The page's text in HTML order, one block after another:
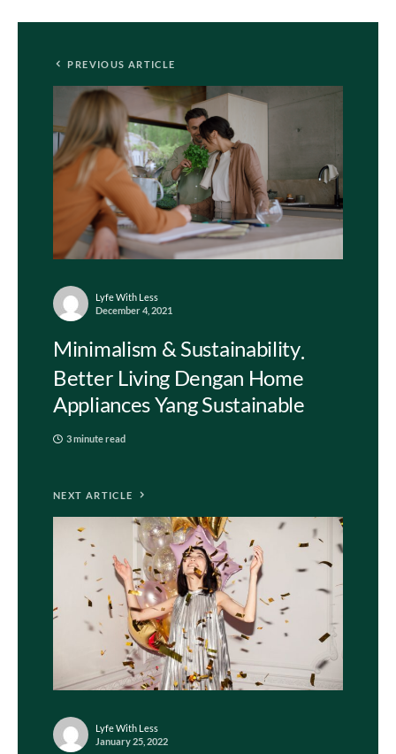
PREVIOUS ARTICLE
Lyfe With Less
December 4, 2021
Minimalism & Sustainability
Better Living Dengan Home
Appliances Yang Sustainable
3 minute read
NEXT ARTICLE
Lyfe With Less
January 25, 2022